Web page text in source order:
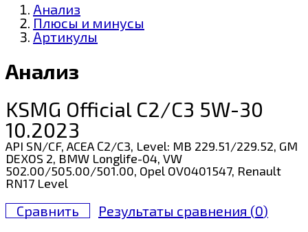
Анализ
Плюсы и минусы
Артикулы
Анализ
KSMG Official С2/С3 5W-30
10.2023
API SN/CF, ACEA С2/C3, Level: MB 229.51/229.52, GM
DEXOS 2, BMW Longlife-04, VW
502.00/505.00/501.00, Opel OV0401547, Renault
RN17 Level
Сравнить Результаты сравнения (0)